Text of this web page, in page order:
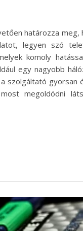
határozza
legyen szó
komoly
egy nagyobb
szolgáltató
megoldódni